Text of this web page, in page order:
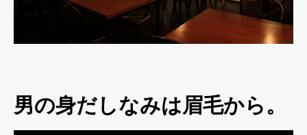
男の身だしなみは眉毛から。